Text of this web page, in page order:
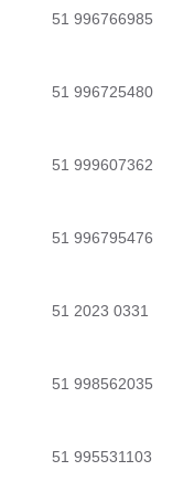
51 996766985
51 996725480
51 999607362
51 996795476
51 2023 0331
51 998562035
51 995531103